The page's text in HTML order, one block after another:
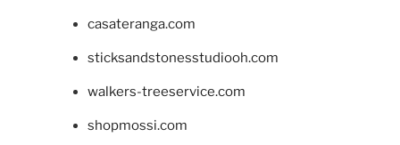
casateranga.com
sticksandstonesstudiooh.com
walkers-treeservice.com
shopmossi.com